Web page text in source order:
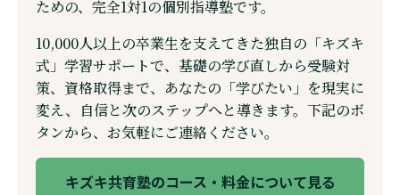
ための、完全1対1の個別指導塾です。
10,000人以上の卒業生を支えてきた独自の「キズキ
式」学習サポートで、基礎の学び直しから受験対
策、資格取得まで、あなたの「学びたい」を現実に
変え、自信と次のステップへと導きます。下記のボ
タンから、お気軽にご連絡ください。
キズキ共育塾のコース・料金について見る